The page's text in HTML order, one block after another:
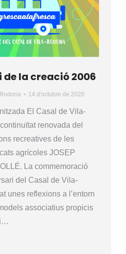
la creació 2006
14 d'octubre de 2020
El Casal de Vila-
renovada del
recreatives de les
agrícoles JOSEP
La commemoració
del Casal de Vila-
unes reflexions a l’entorn
associatius propicis
i…